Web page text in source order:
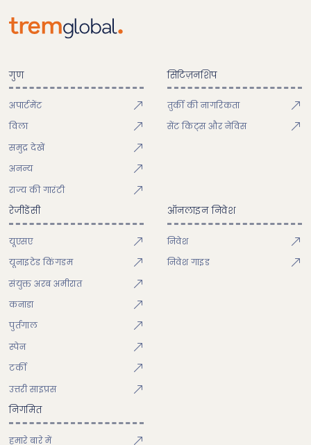
गुण
अपार्टमेंट
विला
समुद्र देखें
अनन्य
राज्य की गारंटी
सिटिज़नशिप
तुर्की की नागरिकता
सेंट किट्स और नेविस
रेजीडेंसी
यूएसए
यूनाइटेड किंगडम
संयुक्त अरब अमीरात
कनाडा
पुर्तगाल
स्पेन
टर्की
उत्तरी साइप्रस
ऑनलाइन निवेश
निवेश
निवेश गाइड
निगमित
हमारे बारे में